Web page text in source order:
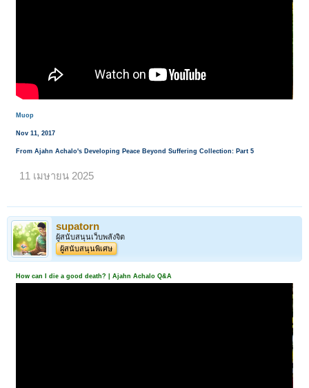
Muop
Nov 11, 2017
From Ajahn Achalo's Developing Peace Beyond Suffering Collection: Part 5
11 เมษายน 2025
supatorn
ผู้สนับสนุนเว็บพลังจิต
ผู้สนับสนุนพิเศษ
How can I die a good death? | Ajahn Achalo Q&A